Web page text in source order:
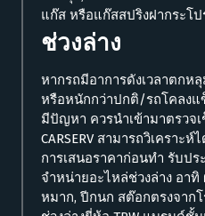
แก๊ส หรือแก๊สสปริงฝากระโ
ช่วงล่าง
หากรถมีอาการดังเวลาตก
หรือหนักกว่าปกติ/รถโคลงแ
มีปัญหา ควรนำเข้ามาตรวจ
CARSERV สามารถวิเคราะ
การเสนอราคาก่อนทำ รับปร
จำหน่ายอะไหล่ช่วงล่าง อาทิ
หมาก, ปีกนก สต๊อกตรงจาก